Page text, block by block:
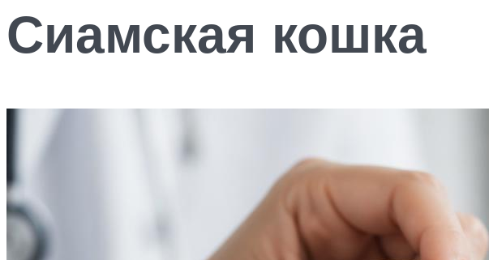
Сиамская кошка